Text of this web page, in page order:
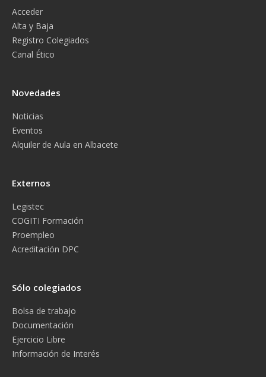
Acceder
Alta y Baja
Registro Colegiados
Canal Ético
Novedades
Noticias
Eventos
Alquiler de Aula en Albacete
Externos
Legistec
COGITI Formación
Proempleo
Acreditación DPC
Sólo colegiados
Bolsa de trabajo
Documentación
Ejercicio Libre
Información de Interés